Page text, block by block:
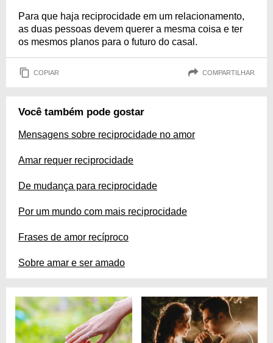
Para que haja reciprocidade em um relacionamento,
as duas pessoas devem querer a mesma coisa e ter
os mesmos planos para o futuro do casal.
COPIAR COMPARTILHAR
Você também pode gostar
Mensagens sobre reciprocidade no amor
Amar requer reciprocidade
De mudança para reciprocidade
Por um mundo com mais reciprocidade
Frases de amor recíproco
Sobre amar e ser amado